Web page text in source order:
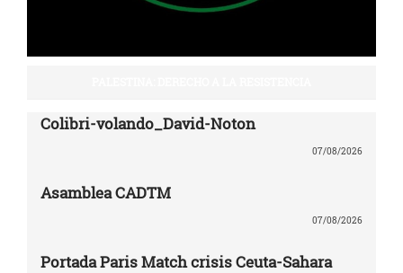
Colibri-volando_David-Noton
07/08/2026
Asamblea CADTM
07/08/2026
Portada Paris Match crisis Ceuta-Sahara